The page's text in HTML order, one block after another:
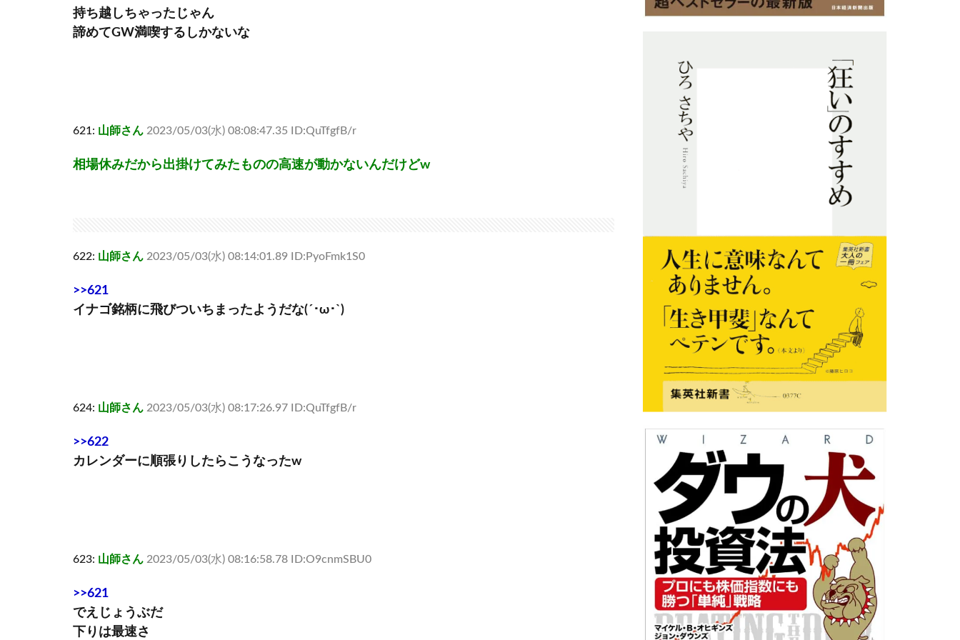
持ち越しちゃったじゃん
諦めてGW満喫するしかないな
621: 山師さん 2023/05/03(水) 08:08:47.35 ID:QuTfgfB/r
相場休みだから出掛けてみたものの高速が動かないんだけどw
622: 山師さん 2023/05/03(水) 08:14:01.89 ID:PyoFmk1S0
>>621
イナゴ銘柄に飛びついちまったようだな(´･ω･`)
624: 山師さん 2023/05/03(水) 08:17:26.97 ID:QuTfgfB/r
>>622
カレンダーに順張りしたらこうなったw
623: 山師さん 2023/05/03(水) 08:16:58.78 ID:O9cnmSBU0
>>621
でえじょうぶだ
下りは最速さ